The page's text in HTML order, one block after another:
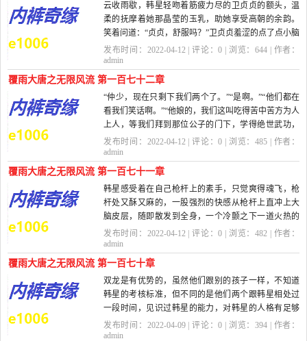
云收雨歇，韩星轻吻着筋疲力尽的卫贞贞的额头，温
柔的抚摩着她那晶莹的玉乳，助她享受高朝的余韵。
笑着问道：“贞贞，舒服吗？”卫贞贞羞涩的点了点小脑
袋，她还是很...
发布时间：2022-04-12 | 评论：0 | 浏览：644 | 作者：
admin
覆雨大唐之无限风流 第一百七十二章
“仲少，现在只剩下我们两个了。”“是啊。”“他们都在
看我们笑话啊。”“他娘的，我们这叫吃得苦中苦方为人
上人，等我们拜到那位公子的门下，学得绝世武功，
以...
发布时间：2022-04-12 | 评论：0 | 浏览：485 | 作者：
admin
覆雨大唐之无限风流 第一百七十一章
韩星感受着在自己枪杆上的素手，只觉爽得魂飞，枪
杆处又酥又麻的，一股强烈的快感从枪杆上直冲上大
脑皮层，随即散发到全身，一个冷颤之下一道火热的
精华喷洒到空...
发布时间：2022-04-12 | 评论：0 | 浏览：482 | 作者：
admin
覆雨大唐之无限风流 第一百七十章
双龙是有优势的，虽然他们跟别的孩子一样，不知道
韩星的考核标准，但不同的是他们两个跟韩星相处过
一段时间，见识过韩星的能力，对韩星的人格有足够
信心，知道韩星...
发布时间：2022-04-09 | 评论：0 | 浏览：394 | 作者：
admin